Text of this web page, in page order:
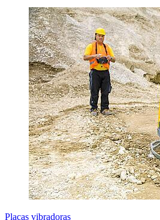
Placas vibradoras